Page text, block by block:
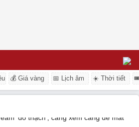
💰 Giá vàng 📅 Lịch âm ☀️ Thời tiết